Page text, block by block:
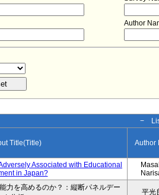
Author
−
Title(Title) Author
Associated with Educational
in Japan?
力を高めるのか？：縦断パネルデー
平光